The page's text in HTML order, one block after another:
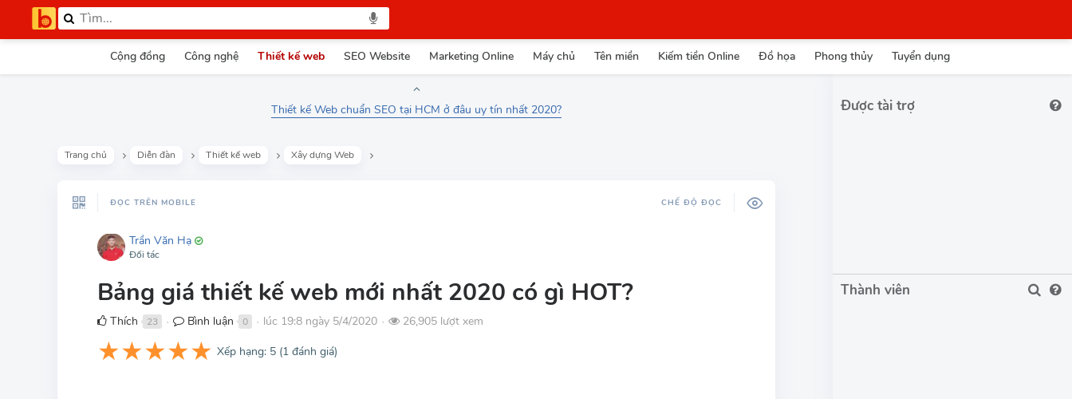
Cộng đồng Công nghệ Thiết kế web SEO Website Marketing Online Máy chủ Tên miền Kiếm tiền Online Đồ họa Phong thủy Tuyển dụng
Thiết kế Web chuẩn SEO tại HCM ở đâu uy tín nhất 2020?
Trang chủ Diễn đàn Thiết kế web Xây dựng Web
ĐỌC TRÊN MOBILE CHẾ ĐỘ ĐỌC
Trần Văn Hạ
Đối tác
Bảng giá thiết kế web mới nhất 2020 có gì HOT?
Thích 23 ● Bình luận 0 ● lúc 19:8 ngày 5/4/2020 ● 26,905 lượt xem
★★★★★ Xếp hạng: 5 (1 đánh giá)
Được tài trợ
Thành viên